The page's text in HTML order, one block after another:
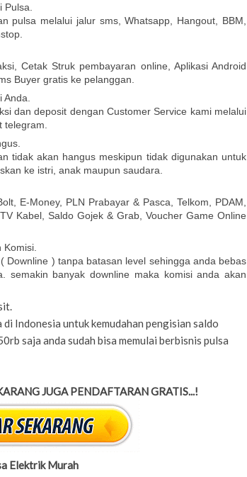
Pulsa.
pulsa melalui jalur sms, Whatsapp, Hangout, BBM,
Cetak Struk pembayaran online, Aplikasi Android
Buyer gratis ke pelanggan.
Anda.
dan deposit dengan Customer Service kami melalui
telegram.
tidak akan hangus meskipun tidak digunakan untuk
ke istri, anak maupun saudara.
E-Money, PLN Prabayar & Pasca, Telkom, PDAM,
Kabel, Saldo Gojek & Grab, Voucher Game Online
Komisi.
Downline ) tanpa batasan level sehingga anda bebas
semakin banyak downline maka komisi anda akan
Indonesia untuk kemudahan pengisian saldo
saja anda sudah bisa memulai berbisnis pulsa
JUGA PENDAFTARAN GRATIS...!
Elektrik Murah